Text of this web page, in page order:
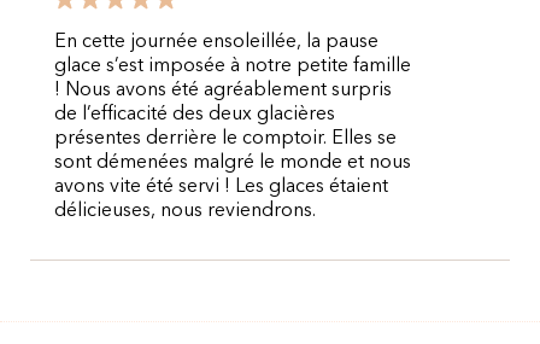
En cette journée ensoleillée, la pause
glace s’est imposée à notre petite famille
! Nous avons été agréablement surpris
de l’efficacité des deux glacières
présentes derrière le comptoir. Elles se
sont démenées malgré le monde et nous
avons vite été servi ! Les glaces étaient
délicieuses, nous reviendrons.